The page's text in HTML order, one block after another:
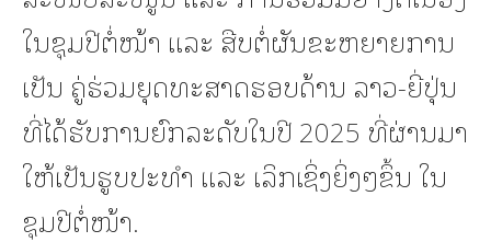
ໃນຊຸມປີຕໍ່ໜ້າ ແລະ ສືບຕໍ່ຜັນຂະຫຍາຍການ
ເປັນ ຄູ່ຮ່ວມຍຸດທະສາດຮອບດ້ານ ລາວ-ຍີ່ປຸ່ນ
ທີ່ໄດ້ຮັບການຍົກລະດັບໃນປີ 2025 ທີ່ຜ່ານມາ
ໃຫ້ເປັນຮູບປະທໍາ ແລະ ເລິກເຊິ່ງຍິ່ງໆຂຶ້ນ ໃນ
ຊຸມປີຕໍ່ໜ້າ.